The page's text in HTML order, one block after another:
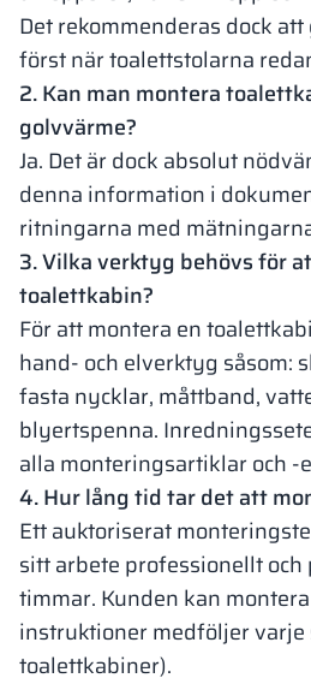
Det rekommenderas dock
först när toalettstolarna
2. Kan man montera
golvvärme?
Ja. Det är dock absolut
denna information i
ritningarna med
3. Vilka verktyg behövs för
toalettkabin?
För att montera en
hand- och elverktyg såsom:
fasta nycklar, måttband,
blyertspenna.
alla monteringsartiklar och -
4. Hur lång tid tar det att
Ett auktoriserat
sitt arbete professionellt
timmar. Kunden kan
instruktioner medföljer
toalettkabiner).